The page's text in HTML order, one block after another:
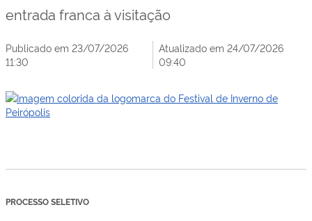
entrada franca à visitação
Publicado em 23/07/2026
11:30
Atualizado em 24/07/2026
09:40
PROCESSO SELETIVO